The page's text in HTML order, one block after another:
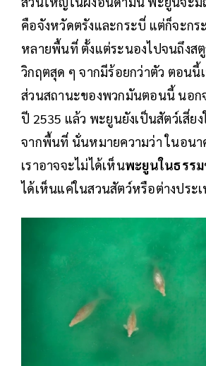
คือจังหวัดตรังและกระบี่ แต่ก็จะกร
หลายพื้นที่ ตั้งแต่ระนองไปจนถึงส
วิกฤตสุด ๆ จากมีร้อยกว่าตัว ตอนนี้
ส่วนสถานะของพวกมันตอนนี้ นอก
ปี 2535 แล้ว พะยูนยังเป็นสัตว์เสี่ย
จากพื้นที่ นั่นหมายความว่า ในอน
เราอาจจะไม่ได้เห็นพะยูนในธรร
ได้เห็นแค่ในสวนสัตว์หรือต่างประ